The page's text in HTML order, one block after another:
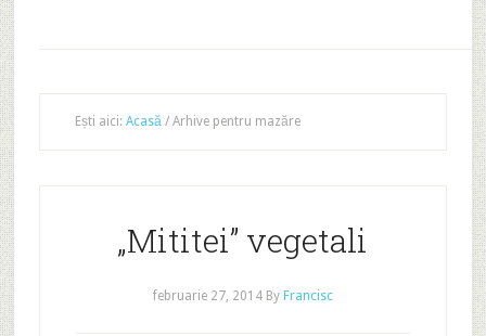
Ești aici: Acasă /Arhive pentru mazăre
„Mititei” vegetali
februarie 27, 2014By Francisc